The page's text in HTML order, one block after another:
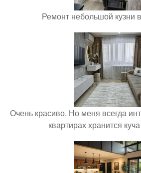
Ремонт небольшой кузни
Очень красиво. Но меня всегда
квартирах хранится